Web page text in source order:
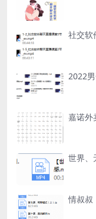
社交软
2022
嘉诺外
世界、
情叔叔